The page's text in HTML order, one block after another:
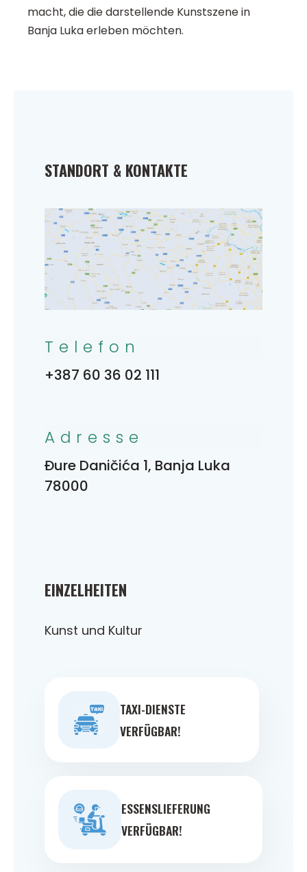
macht, die die darstellende Kunstszene in
Banja Luka erleben möchten.
EINZELHEITEN
Kunst und Kultur
TAXI-DIENSTE
VERFÜGBAR!
ESSENSLIEFERUNG
VERFÜGBAR!
STANDORT & KONTAKTE
Telefon
+387 60 36 02 111
Adresse
Đure Daničića 1, Banja Luka
78000